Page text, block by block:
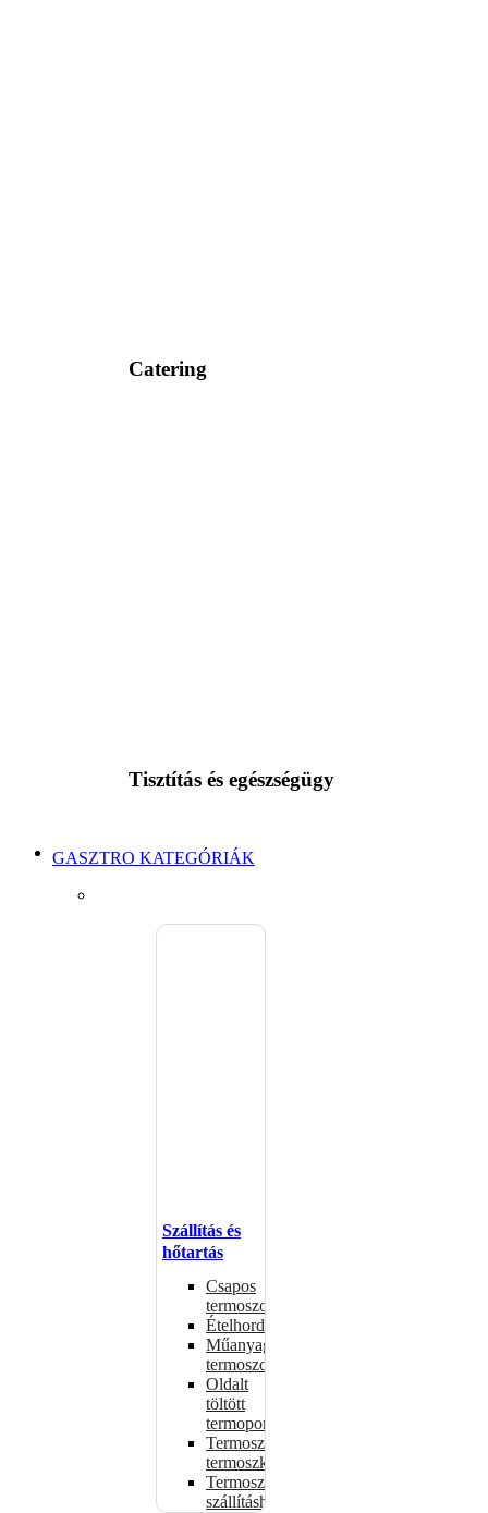
Catering
Tisztítás és egészségügy
GASZTRO KATEGÓRIÁK
Szállítás és
hőtartás
Csapos
termoszok
Ételhordók
Műanyag
termoszok
Oldalt
töltött
termoportok
Termoszok,
termoszkannák
Termoszsákok
szállításhoz